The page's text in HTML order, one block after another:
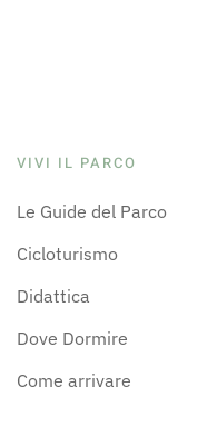
VIVI IL PARCO
Le Guide del Parco
Cicloturismo
Didattica
Dove Dormire
Come arrivare